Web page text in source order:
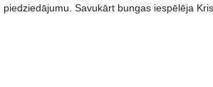
piedziedājumu. Savukārt bungas iespēlēja